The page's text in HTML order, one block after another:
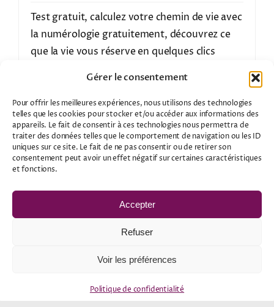
Gérer le consentement
Pour offrir les meilleures expériences, nous utilisons des technologies
telles que les cookies pour stocker et/ou accéder aux informations des
appareils. Le fait de consentir à ces technologies nous permettra de
traiter des données telles que le comportement de navigation ou les ID
uniques sur ce site. Le fait de ne pas consentir ou de retirer son
consentement peut avoir un effet négatif sur certaines caractéristiques
et fonctions.
Accepter
Refuser
Voir les préférences
Politique de confidentialité
Test gratuit, calculez votre chemin de vie avec
la numérologie gratuitement, découvrez ce
que la vie vous réserve en quelques clics